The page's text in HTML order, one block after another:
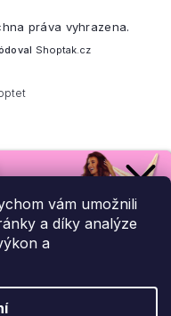
vám umožnili
a díky analýze
a
práva vyhrazena.
Shoptak.cz
novinkách a slevových